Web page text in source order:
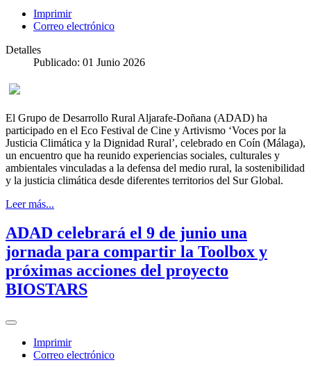
Imprimir
Correo electrónico
Detalles
Publicado: 01 Junio 2026
El Grupo de Desarrollo Rural Aljarafe-Doñana (ADAD) ha
participado en el Eco Festival de Cine y Artivismo ‘Voces por la
Justicia Climática y la Dignidad Rural’, celebrado en Coín (Málaga),
un encuentro que ha reunido experiencias sociales, culturales y
ambientales vinculadas a la defensa del medio rural, la sostenibilidad
y la justicia climática desde diferentes territorios del Sur Global.
Leer más...
ADAD celebrará el 9 de junio una
jornada para compartir la Toolbox y
próximas acciones del proyecto
BIOSTARS
Imprimir
Correo electrónico